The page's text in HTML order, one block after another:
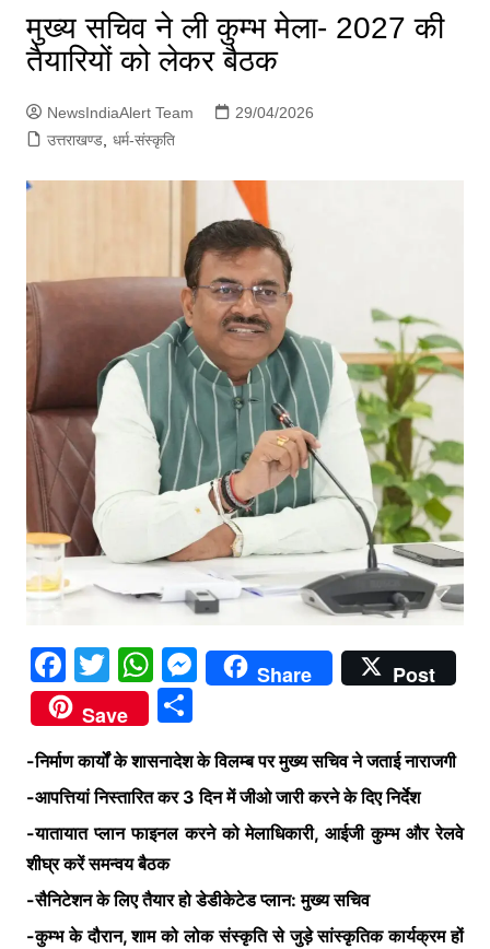
मुख्य सचिव ने ली कुम्भ मेला- 2027 की
तैयारियों को लेकर बैठक
NewsIndiaAlert Team
29/04/2026
उत्तराखण्ड, धर्म-संस्कृति
F
a
c
e
b
o
o
k
T
w
itt
er
W
h
at
s
A
p
p
M
e
s
e
n
er
Share
Post
Save
S
h
ar
e
-निर्माण कार्यों के शासनादेश के विलम्ब पर मुख्य सचिव ने जताई नाराजगी
-आपत्तियां निस्तारित कर 3 दिन में जीओ जारी करने के दिए निर्देश
-यातायात प्लान फाइनल करने को मेलाधिकारी, आईजी कुम्भ और रेलवे
शीघ्र करें समन्वय बैठक
-सैनिटेशन के लिए तैयार हो डेडीकेटेड प्लान: मुख्य सचिव
-कुम्भ के दौरान, शाम को लोक संस्कृति से जुड़े सांस्कृतिक कार्यक्रम हों